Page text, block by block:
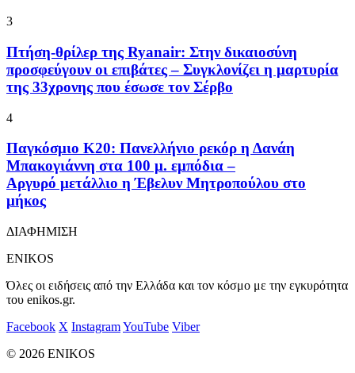
3
Πτήση-θρίλερ της Ryanair: Στην δικαιοσύνη
προσφεύγουν οι επιβάτες – Συγκλονίζει η μαρτυρία
της 33χρονης που έσωσε τον Σέρβο
4
Παγκόσμιο Κ20: Πανελλήνιο ρεκόρ η Δανάη
Μπακογιάννη στα 100 μ. εμπόδια –
Αργυρό μετάλλιο η Έβελυν Μητροπούλου στο
μήκος
ΔΙΑΦΗΜΙΣΗ
ENIKOS
Όλες οι ειδήσεις από την Ελλάδα και τον κόσμο με την εγκυρότητα
του enikos.gr.
Facebook X InstagramYouTube Viber
© 2026 ENIKOS